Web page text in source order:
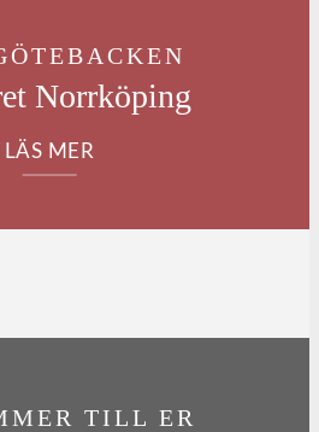
Norrköping
LÄS MER
TILL ER